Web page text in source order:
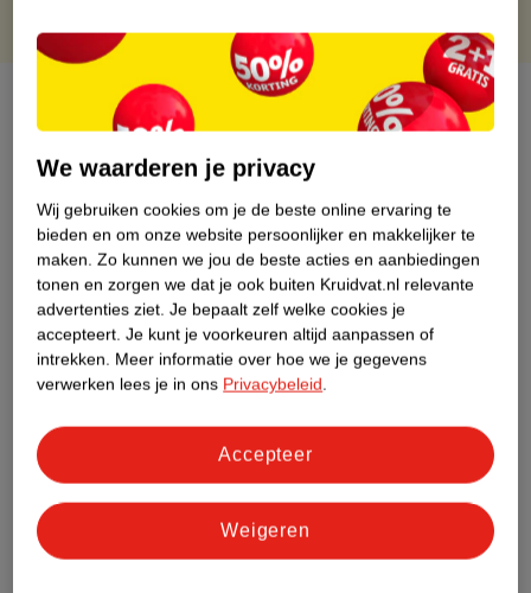
Over dit product
Productinformatie
Etiketinformatie
Nature Impact Score
Dit product heeft (nog) geen Nature
Impact Score.
Meer informatie
Bestel & Bezorginformatie
Bekijk ook
We waarderen je privacy
Wij gebruiken cookies om je de beste online ervaring te
bieden en om onze website persoonlijker en makkelijker te
maken. Zo kunnen we jou de beste acties en aanbiedingen
tonen en zorgen we dat je ook buiten Kruidvat.nl relevante
advertenties ziet. Je bepaalt zelf welke cookies je
accepteert. Je kunt je voorkeuren altijd aanpassen of
intrekken. Meer informatie over hoe we je gegevens
verwerken lees je in ons Privacybeleid.
Weigeren
Accepteer